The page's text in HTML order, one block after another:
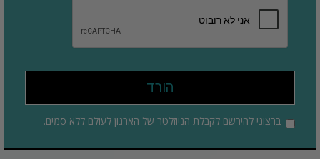
הורד
ברצוני להירשם לקבלת הניוזלטר של הארגון לעולם ללא סמים.